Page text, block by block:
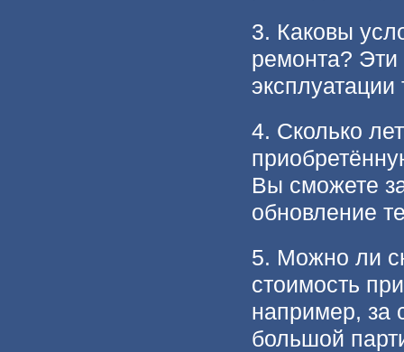
3. Каковы
ремонта? Эти
4. Сколько
Вы сможете
обновление
5. Можно ли
стоимость
например, за
большой